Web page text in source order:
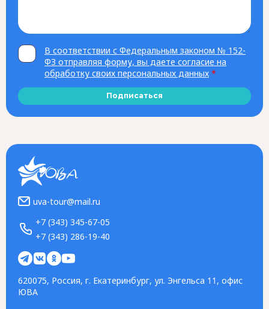
В соответствии с Федеральным законом № 152-
ФЗ отправляя форму, вы даете согласие на
обработку своих персональных данных *
Подписаться
uva-tour@mail.ru
+7 (343) 345-67-05
+7 (343) 286-19-40
620075, Россия, г. Екатеринбург, ул. Энгельса 11, офис
ЮВА